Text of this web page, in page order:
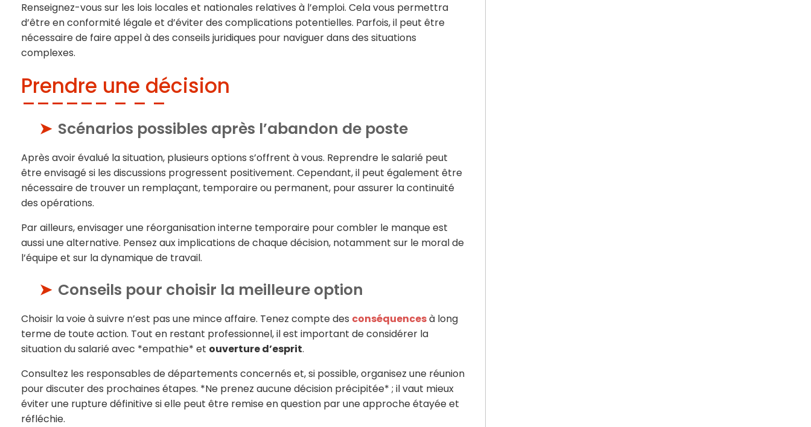
Renseignez-vous sur les lois locales et nationales relatives à l’emploi. Cela vous permettra
d’être en conformité légale et d’éviter des complications potentielles. Parfois, il peut être
nécessaire de faire appel à des conseils juridiques pour naviguer dans des situations
complexes.
Prendre une décision
Scénarios possibles après l’abandon de poste
Après avoir évalué la situation, plusieurs options s’offrent à vous. Reprendre le salarié peut
être envisagé si les discussions progressent positivement. Cependant, il peut également être
nécessaire de trouver un remplaçant, temporaire ou permanent, pour assurer la continuité
des opérations.
Par ailleurs, envisager une réorganisation interne temporaire pour combler le manque est
aussi une alternative. Pensez aux implications de chaque décision, notamment sur le moral de
l’équipe et sur la dynamique de travail.
Conseils pour choisir la meilleure option
Choisir la voie à suivre n’est pas une mince affaire. Tenez compte des conséquencesà long
terme de toute action. Tout en restant professionnel, il est important de considérer la
situation du salarié avec *empathie* et ouverture d’esprit.
Consultez les responsables de départements concernés et, si possible, organisez une réunion
pour discuter des prochaines étapes. *Ne prenez aucune décision précipitée* ; il vaut mieux
éviter une rupture définitive si elle peut être remise en question par une approche étayée et
réfléchie.